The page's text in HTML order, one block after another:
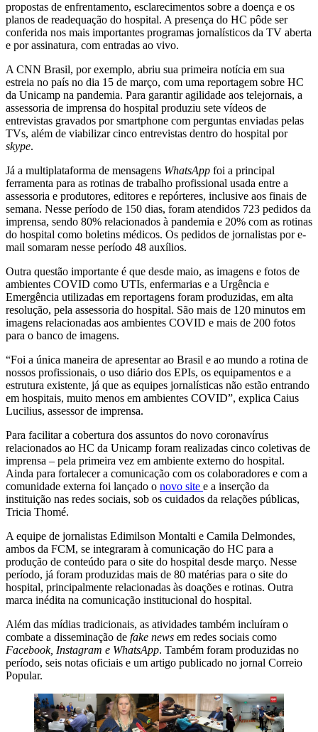
propostas de enfrentamento, esclarecimentos sobre a doença e os
planos de readequação do hospital. A presença do HC pôde ser
conferida nos mais importantes programas jornalísticos da TV aberta
e por assinatura, com entradas ao vivo.
A CNN Brasil, por exemplo, abriu sua primeira notícia em sua
estreia no país no dia 15 de março, com uma reportagem sobre HC
da Unicamp na pandemia. Para garantir agilidade aos telejornais, a
assessoria de imprensa do hospital produziu sete vídeos de
entrevistas gravados por smartphone com perguntas enviadas pelas
TVs, além de viabilizar cinco entrevistas dentro do hospital por
skype.
Já a multiplataforma de mensagens WhatsApp foi a principal
ferramenta para as rotinas de trabalho profissional usada entre a
assessoria e produtores, editores e repórteres, inclusive aos finais de
semana. Nesse período de 150 dias, foram atendidos 723 pedidos da
imprensa, sendo 80% relacionados à pandemia e 20% com as rotinas
do hospital como boletins médicos. Os pedidos de jornalistas por e-
mail somaram nesse período 48 auxílios.
Outra questão importante é que desde maio, as imagens e fotos de
ambientes COVID como UTIs, enfermarias e a Urgência e
Emergência utilizadas em reportagens foram produzidas, em alta
resolução, pela assessoria do hospital. São mais de 120 minutos em
imagens relacionadas aos ambientes COVID e mais de 200 fotos
para o banco de imagens.
“Foi a única maneira de apresentar ao Brasil e ao mundo a rotina de
nossos profissionais, o uso diário dos EPIs, os equipamentos e a
estrutura existente, já que as equipes jornalísticas não estão entrando
em hospitais, muito menos em ambientes COVID”, explica Caius
Lucilius, assessor de imprensa.
Para facilitar a cobertura dos assuntos do novo coronavírus
relacionados ao HC da Unicamp foram realizadas cinco coletivas de
imprensa – pela primeira vez em ambiente externo do hospital.
Ainda para fortalecer a comunicação com os colaboradores e com a
comunidade externa foi lançado o novo site e a inserção da
instituição nas redes sociais, sob os cuidados da relações públicas,
Tricia Thomé.
A equipe de jornalistas Edimilson Montalti e Camila Delmondes,
ambos da FCM, se integraram à comunicação do HC para a
produção de conteúdo para o site do hospital desde março. Nesse
período, já foram produzidas mais de 80 matérias para o site do
hospital, principalmente relacionadas às doações e rotinas. Outra
marca inédita na comunicação institucional do hospital.
Além das mídias tradicionais, as atividades também incluíram o
combate a disseminação de fake news em redes sociais como
Facebook, Instagram e WhatsApp. Também foram produzidas no
período, seis notas oficiais e um artigo publicado no jornal Correio
Popular.